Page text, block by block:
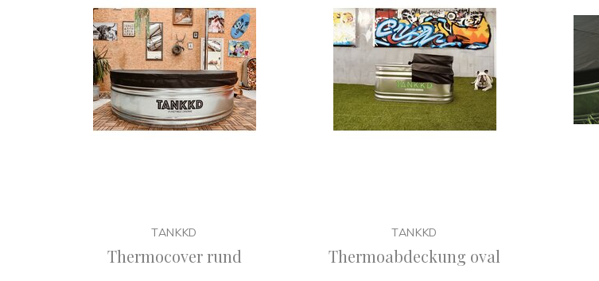
TANKKD
Thermocover rund
TANKKD
Thermoabdeckung oval